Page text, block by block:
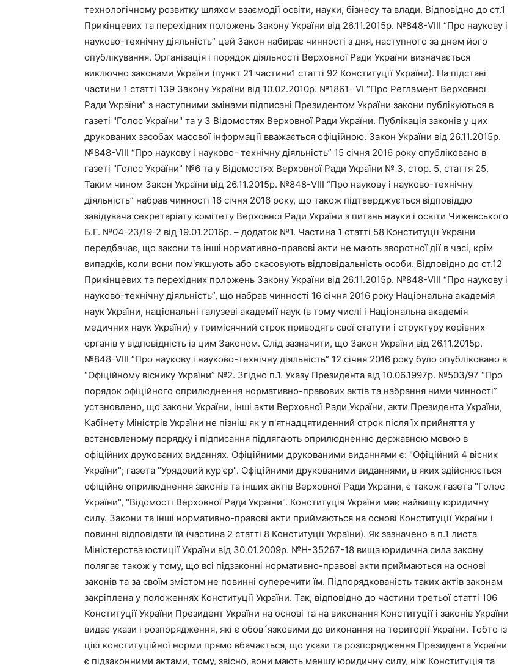
технологічному розвитку шляхом взаємодії освіти, науки, бізнесу та влади. Відповідно до ст.1
Прикінцевих та перехідних положень Закону України від 26.11.2015р. №848-VIII “Про наукову і
науково-технічну діяльність” цей Закон набирає чинності з дня, наступного за днем його
опублікування. Організація і порядок діяльності Верховної Ради України визначається
виключно законами України (пункт 21 частини1 статті 92 Конституції України). На підставі
частини 1 статті 139 Закону України від 10.02.2010р. №1861- VI “Про Регламент Верховної
Ради України” з наступними змінами підписані Президентом України закони публікуються в
газеті "Голос України" та у 3 Відомостях Верховної Ради України. Публікація законів у цих
друкованих засобах масової інформації вважається офіційною. Закон України від 26.11.2015р.
№848-VIII “Про наукову і науково- технічну діяльність” 15 січня 2016 року опубліковано в
газеті "Голос України" №6 та у Відомостях Верховної Ради України № 3, стор. 5, стаття 25.
Таким чином Закон України від 26.11.2015р. №848-VIII “Про наукову і науково-технічну
діяльність” набрав чинності 16 січня 2016 року, що також підтверджується відповіддю
завідувача секретаріату комітету Верховної Ради України з питань науки і освіти Чижевського
Б.Г. №04-23/19-2 від 19.01.2016р. – додаток №1. Частина 1 статті 58 Конституції України
передбачає, що закони та інші нормативно-правові акти не мають зворотної дії в часі, крім
випадків, коли вони пом'якшують або скасовують відповідальність особи. Відповідно до ст.12
Прикінцевих та перехідних положень Закону України від 26.11.2015р. №848-VIII “Про наукову і
науково-технічну діяльність”, що набрав чинності 16 січня 2016 року Національна академія
наук України, національні галузеві академії наук (в тому числі і Національна академія
медичних наук України) у тримісячний строк приводять свої статути і структуру керівних
органів у відповідність із цим Законом. Слід зазначити, що Закон України від 26.11.2015р.
№848-VIII “Про наукову і науково-технічну діяльність” 12 січня 2016 року було опубліковано в
“Офіційному віснику України” №2. Згідно п.1. Указу Президента від 10.06.1997р. №503/97 “Про
порядок офіційного оприлюднення нормативно-правових актів та набрання ними чинності”
установлено, що закони України, інші акти Верховної Ради України, акти Президента України,
Кабінету Міністрів України не пізніш як у п'ятнадцятиденний строк після їх прийняття у
встановленому порядку і підписання підлягають оприлюдненню державною мовою в
офіційних друкованих виданнях. Офіційними друкованими виданнями є: "Офіційний 4 вісник
України"; газета "Урядовий кур'єр". Офіційними друкованими виданнями, в яких здійснюється
офіційне оприлюднення законів та інших актів Верховної Ради України, є також газета "Голос
України", "Відомості Верховної Ради України". Конституція України має найвищу юридичну
силу. Закони та інші нормативно-правові акти приймаються на основі Конституції України і
повинні відповідати їй (частина 2 статті 8 Конституції України). Як зазначено в п.1 листа
Міністерства юстиції України від 30.01.2009р. №Н-35267-18 вища юридична сила закону
полягає також у тому, що всі підзаконні нормативно-правові акти приймаються на основі
законів та за своїм змістом не повинні суперечити їм. Підпорядкованість таких актів законам
закріплена у положеннях Конституції України. Так, відповідно до частини третьої статті 106
Конституції України Президент України на основі та на виконання Конституції і законів України
видає укази і розпорядження, які є обов´язковими до виконання на території України. Тобто із
цієї конституційної норми прямо вбачається, що укази та розпорядження Президента України
є підзаконними актами, тому, звісно, вони мають меншу юридичну силу, ніж Конституція та